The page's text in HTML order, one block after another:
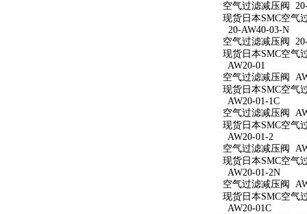
空气过滤减压阀
现货日本SMC空气
20-AW40-03-N
空气过滤减压阀
现货日本SMC空气
AW20-01
空气过滤减压阀
现货日本SMC空气
AW20-01-1C
空气过滤减压阀
现货日本SMC空气
AW20-01-2
空气过滤减压阀
现货日本SMC空气
AW20-01-2N
空气过滤减压阀
现货日本SMC空气
AW20-01C